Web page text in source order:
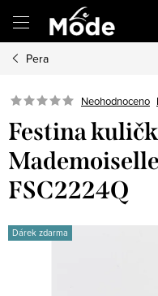
obsah
Pera
Neohodnoceno
Festina
FSC2224Q
Dárek zdarma